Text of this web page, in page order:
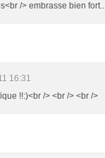
/> embrasse bien fort..
16:31
!!:)<br /> <br /> <br />